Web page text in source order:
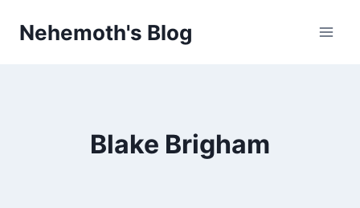
Nehemoth's Blog
Blake Brigham